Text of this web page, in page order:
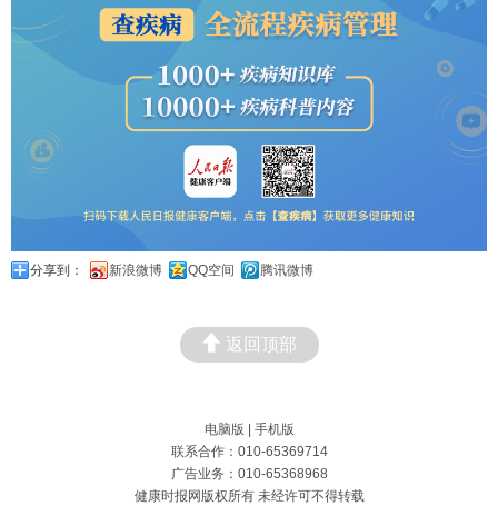
分享到： 新浪微博 QQ空间 腾讯微博
返回顶部
电脑版 | 手机版
联系合作：010-65369714
广告业务：010-65368968
健康时报网版权所有 未经许可不得转载